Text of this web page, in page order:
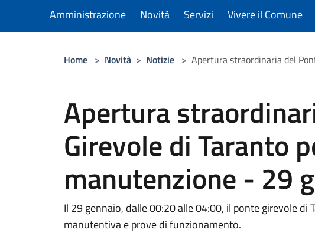
Amministrazione Novità Servizi Vivere il Comune
Home > Novità > Notizie > Apertura straordinaria del
Apertura
Girevole di Taranto
manutenzione - 29
Il 29 gennaio, dalle 00:20 alle 04:00, il ponte girevole di
manutentiva e prove di funzionamento.